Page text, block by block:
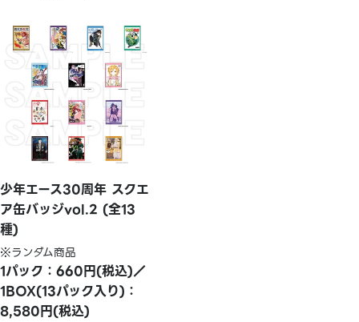
少年エース30周年 スクエ
ア缶バッジvol.2 (全13
種)
※ランダム商品
1パック：660円(税込)／
1BOX(13パック入り)：
8,580円(税込)